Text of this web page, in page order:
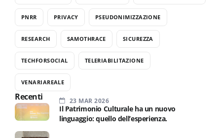
PNRR PRIVACY PSEUDONIMIZZAZIONE
RESEARCH SAMOTHRACE SICUREZZA
TECHFORSOCIAL TELERIABILITAZIONE
VENARIAREALE
Recenti 23 MAR 2026
Il Patrimonio Culturale ha un nuovo
linguaggio: quello dell’esperienza.